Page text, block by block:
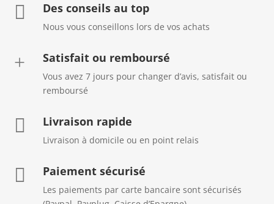
 Des conseils au top
Nous vous conseillons lors de vos achats
+ Satisfait ou remboursé
Vous avez 7 jours pour changer d’avis, satisfait ou
remboursé
 Livraison rapide
Livraison à domicile ou en point relais
 Paiement sécurisé
Les paiements par carte bancaire sont sécurisés